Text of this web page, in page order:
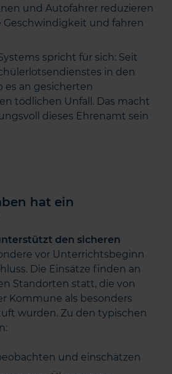
und Autofahrer reduzieren
Geschwindigkeit und fahren
spricht für sich: Seit
in den
es an gesicherten
tödlichen Unfall. Das macht
dieses Ehrenamt sein
hat ein
den sicheren
vor Unterrichtsbeginn
Die Einsätze finden an
Standorten statt, die von
Kommune als besonders
wurden. Zu den typischen
und einschätzen